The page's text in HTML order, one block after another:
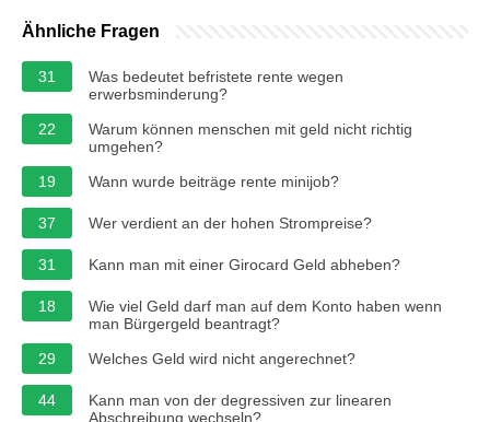
Ähnliche Fragen
31
Was bedeutet befristete rente wegen
erwerbsminderung?
22
Warum können menschen mit geld nicht richtig
umgehen?
19
Wann wurde beiträge rente minijob?
37 Wer verdient an der hohen Strompreise?
31 Kann man mit einer Girocard Geld abheben?
18
Wie viel Geld darf man auf dem Konto haben wenn
man Bürgergeld beantragt?
29
Welches Geld wird nicht angerechnet?
44
Kann man von der degressiven zur linearen
Abschreibung wechseln?